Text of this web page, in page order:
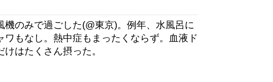
のみで過ごした(@東京)。例年、水風呂に
もなし。熱中症もまったくならず。血液ド
はたくさん摂った。